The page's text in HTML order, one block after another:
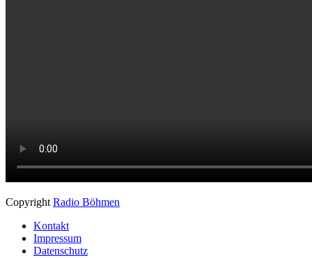
Copyright Radio Böhmen
Kontakt
Impressum
Datenschutz